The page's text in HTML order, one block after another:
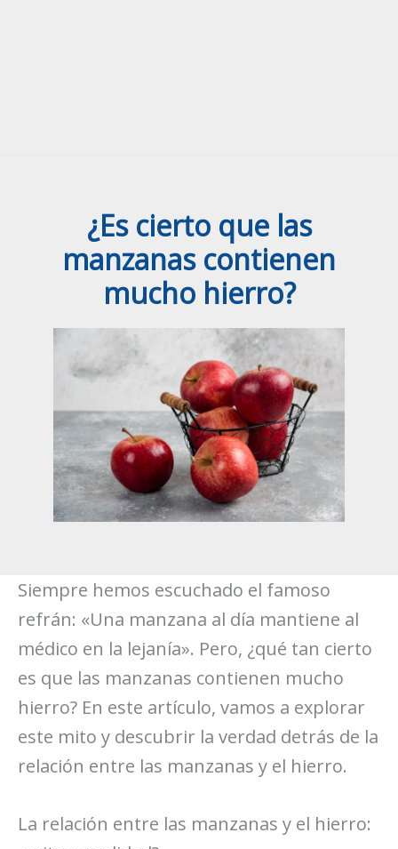
¿Es cierto que las
manzanas contienen
mucho hierro?
Siempre hemos escuchado el famoso
refrán: «Una manzana al día mantiene al
médico en la lejanía». Pero, ¿qué tan cierto
es que las manzanas contienen mucho
hierro? En este artículo, vamos a explorar
este mito y descubrir la verdad detrás de la
relación entre las manzanas y el hierro.
La relación entre las manzanas y el hierro: